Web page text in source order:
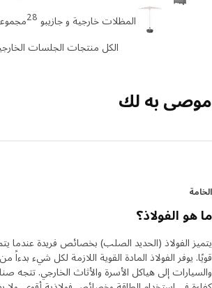
المظلات خارجية و جازيبو مجموعة LÄCKÖ
الكل منتجات الجلسات الخارجية
به لك
الفولاذ؟
الفولاذ (الحديد الصلب) بخصائص فريدة عندما يتم
يوفر الفولاذ المادة القوية اللازمة لكل شيء بدءاً
إلى هياكل الأسرة والأثاث الخارجي. تتجه صناعة